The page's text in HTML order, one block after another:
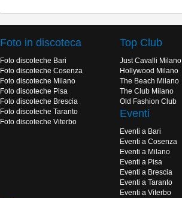
Foto in discoteca
Foto discoteche Bari
Foto discoteche Cosenza
Foto discoteche Milano
Foto discoteche Pisa
Foto discoteche Brescia
Foto discoteche Taranto
Foto discoteche Viterbo
Top Club
Just Cavalli Milano
Hollywood Milano
The Beach Milano
The Club Milano
Old Fashion Club
Eventi
Eventi a Bari
Eventi a Cosenza
Eventi a Milano
Eventi a Pisa
Eventi a Brescia
Eventi a Taranto
Eventi a Viterbo